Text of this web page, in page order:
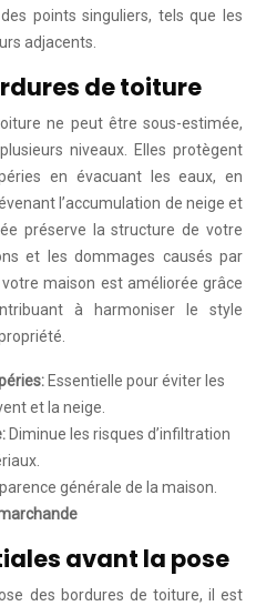
points singuliers, tels que les
adjacents.
de toiture
ne peut être sous-estimée,
niveaux. Elles protègent
en évacuant les eaux, en
l’accumulation de neige et
préserve la structure de votre
et les dommages causés par
votre maison est améliorée grâce
à harmoniser le style
Essentielle pour éviter les
et la neige.
Diminue les risques d’infiltration
générale de la maison.
avant la pose
des bordures de toiture, il est